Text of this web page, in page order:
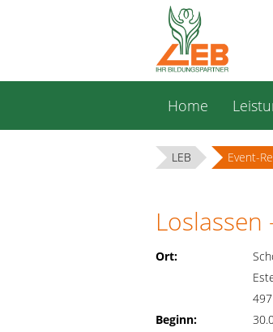
überspringen
Home
LEB Event-
Ort:
Beginn: